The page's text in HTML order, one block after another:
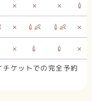
× × × 💉
× 💉👶 💉👶 ×
× 💉 💉 ×
ケットでの完全予約